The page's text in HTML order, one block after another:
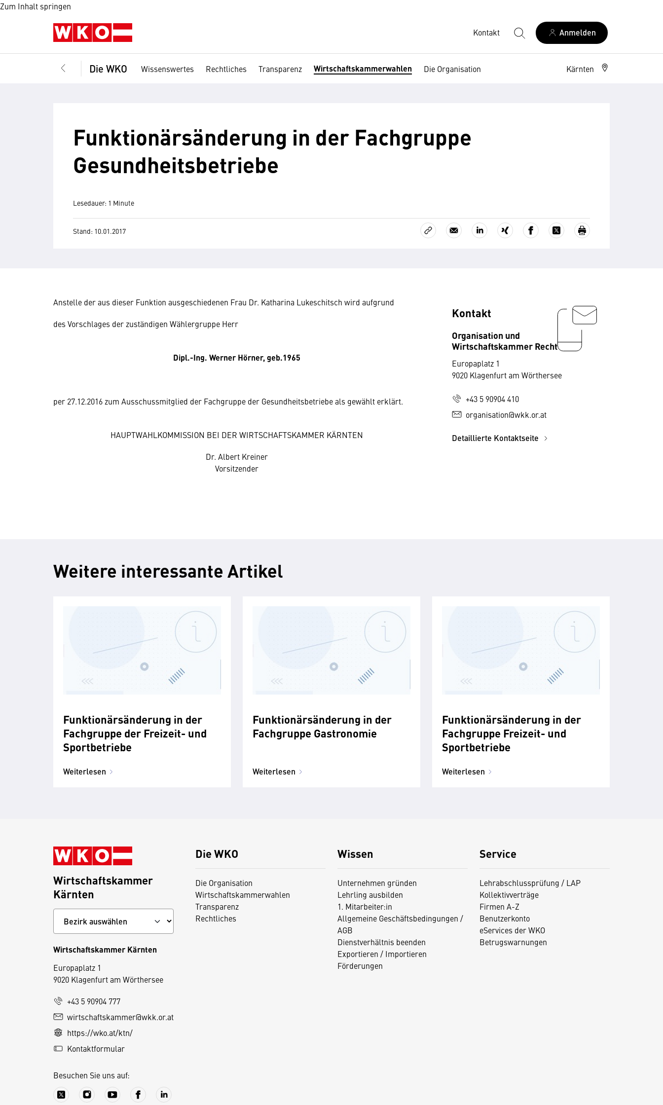
Zum Inhalt springen
Kontakt Anmelden
Die WKO Wissenswertes Rechtliches Transparenz Wirtschaftskammerwahlen Die Organisation Kärnten
Funktionärsänderung in der Fachgruppe
Gesundheitsbetriebe
Lesedauer: 1 Minute
Stand: 10.01.2017
Anstelle der aus dieser Funktion ausgeschiedenen Frau Dr. Katharina Lukeschitsch wird aufgrund
des Vorschlages der zuständigen Wählergruppe Herr
Dipl.-Ing. Werner Hörner, geb.1965
per 27.12.2016 zum Ausschussmitglied der Fachgruppe der Gesundheitsbetriebe als gewählt erklärt.
HAUPTWAHLKOMMISSION BEI DER WIRTSCHAFTSKAMMER KÄRNTEN
Dr. Albert Kreiner
Vorsitzender
Kontakt
Organisation und
Wirtschaftskammer Recht
Europaplatz 1
9020 Klagenfurt am Wörthersee
+43 5 90904 410
organisation@wkk.or.at
Detaillierte Kontaktseite
Weitere interessante Artikel
Funktionärsänderung in der
Fachgruppe der Freizeit- und
Sportbetriebe
Weiterlesen
Funktionärsänderung in der
Fachgruppe Gastronomie
Weiterlesen
Funktionärsänderung in der
Fachgruppe Freizeit- und
Sportbetriebe
Weiterlesen
Die WKO
Die Organisation
Wirtschaftskammerwahlen
Transparenz
Rechtliches
Wissen
Unternehmen gründen
Lehrling ausbilden
1. Mitarbeiter:in
Allgemeine Geschäftsbedingungen /
AGB
Dienstverhältnis beenden
Exportieren / Importieren
Förderungen
Service
Lehrabschlussprüfung / LAP
Kollektivverträge
Firmen A-Z
Benutzerkonto
eServices der WKO
Betrugswarnungen
Wirtschaftskammer
Kärnten
Wirtschaftskammer Kärnten
Europaplatz 1
9020 Klagenfurt am Wörthersee
+43 5 90904 777
wirtschaftskammer@wkk.or.at
https://wko.at/ktn/
Kontaktformular
Besuchen Sie uns auf: